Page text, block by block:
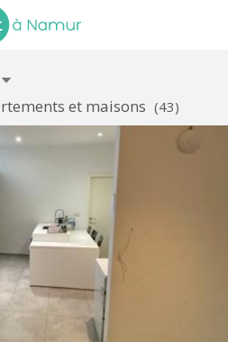
et maisons (43)
KN 4612
NAMUR: Immeuble composé de 3
1 studio-duplex.. Chaque logement
rénové. La plupart ont une
situé en plein cœur de ville, dans
prisé des brasseurs. A 2 pas du...